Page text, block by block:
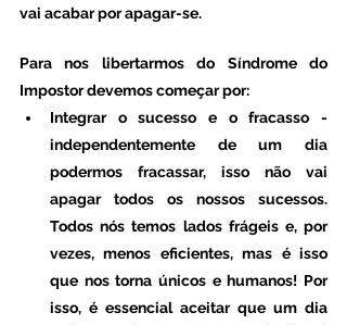
vai acabar por apagar-se.
Para nos libertarmos do Síndrome do
Impostor devemos começar por:
Integrar o sucesso e o fracasso -
independentemente de um dia
podermos fracassar, isso não vai
apagar todos os nossos sucessos.
Todos nós temos lados frágeis e, por
vezes, menos eficientes, mas é isso
que nos torna únicos e humanos! Por
isso, é essencial aceitar que um dia